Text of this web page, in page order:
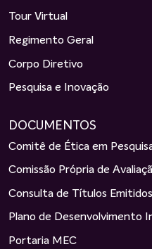
Tour Virtual
Regimento Geral
Corpo Diretivo
Pesquisa e Inovação
DOCUMENTOS
Comitê de Ética em
Comissão Própria de
Consulta de Títulos Emitidos
Plano de Desenvolvimento
Portaria MEC